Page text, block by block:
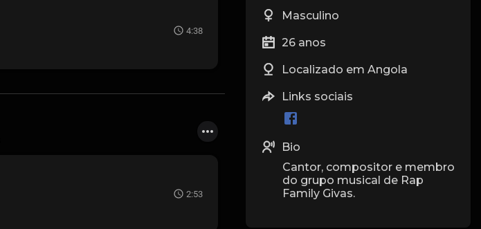
4:38
2:53
Masculino
26 anos
Localizado em Angola
Links sociais
Bio
Cantor, compositor e membro
do grupo musical de Rap
Family Givas.